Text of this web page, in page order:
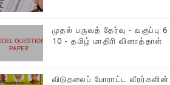
முதல் பருவத் தேர்வு - வகுப்பு 6
10 - தமிழ் மாதிரி வினாத்தாள்
விடுதலைப் போராட்ட வீரர்களின்